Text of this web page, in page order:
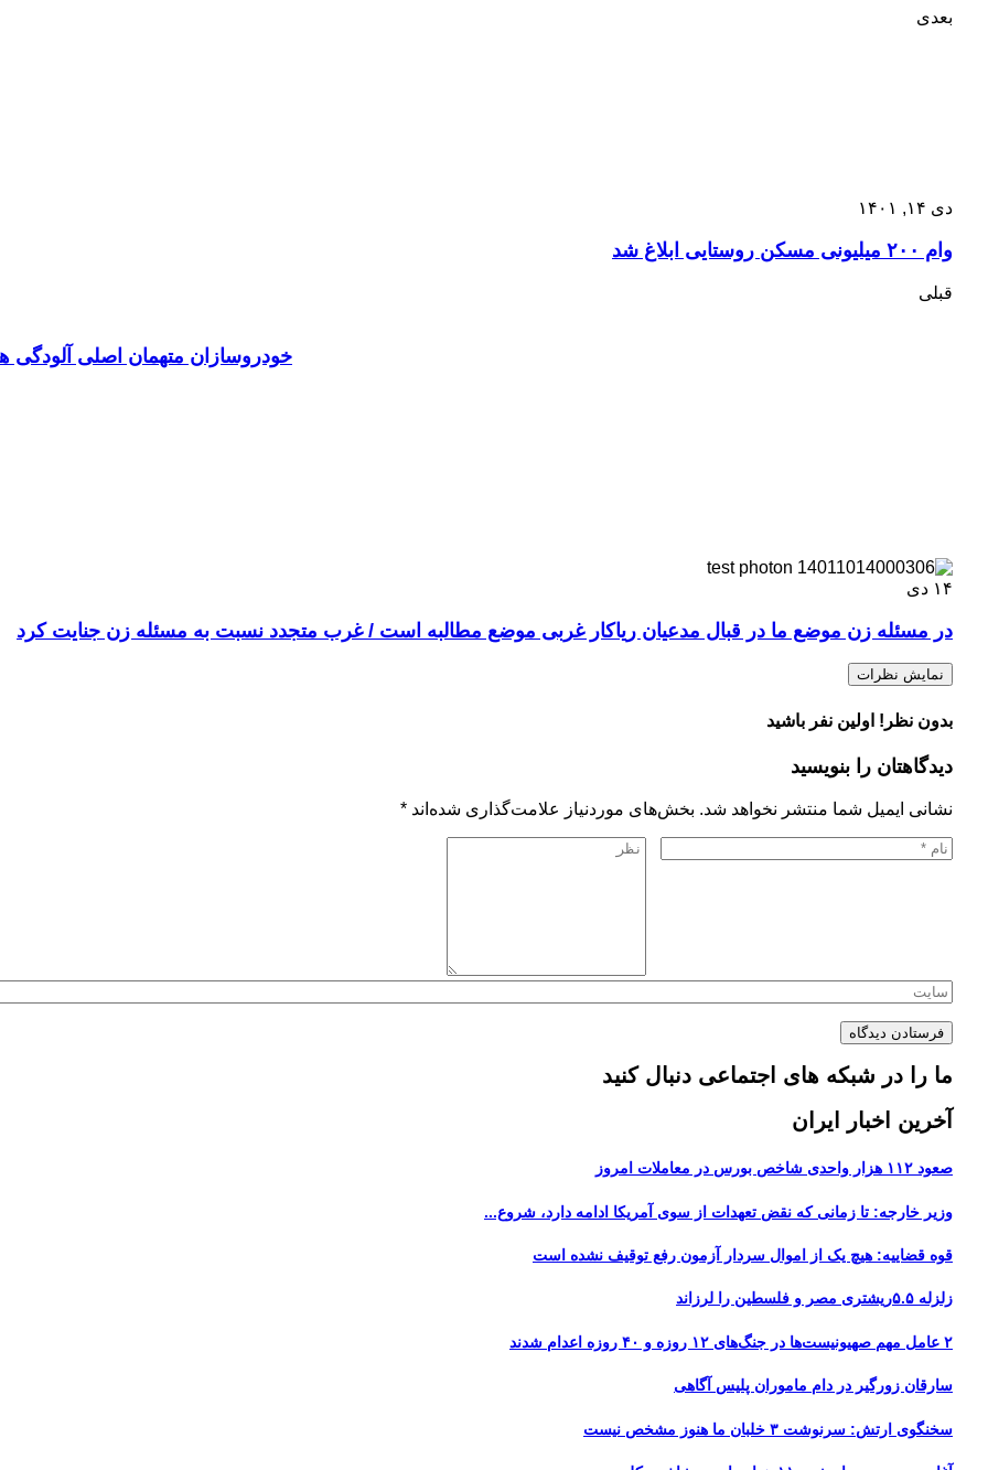
بعدی
دی ۱۴, ۱۴۰۱
وام ۲۰۰ میلیونی مسکن روستایی ابلاغ شد
قبلی
خودروسازان متهمان اصلی آلودگی
۱۴ دی
در مسئله‌ زن موضع ما در قبال مدعیان ریاکار غربی موضع مطالبه است / غرب متجدد نسبت به مسئله‌ زن جنایت کرد
نمایش نظرات
بدون نظر! اولین نفر باشید
دیدگاهتان را بنویسید
نشانی ایمیل شما منتشر نخواهد شد. بخش‌های موردنیاز علامت‌گذاری شده‌اند *
ما را در شبکه های اجتماعی دنبال کنید
آخرین اخبار ایران
صعود ۱۱۲ هزار واحدی شاخص بورس در معاملات امروز
وزیر خارجه: تا زمانی که نقض تعهدات از سوی آمریکا ادامه دارد، شروع...
قوه قضاییه: هیچ یک از اموال سردار آزمون رفع توقیف نشده است
زلزله ۵.۵ریشتری مصر و فلسطین را لرزاند
۲ عامل مهم صهیونیست‌ها در جنگ‌های ۱۲ روزه و ۴۰ روزه اعدام شدند
سارقان زورگیر در دام ماموران پلیس آگاهی
سخنگوی ارتش: سرنوشت ۳ خلبان ما هنوز مشخص نیست